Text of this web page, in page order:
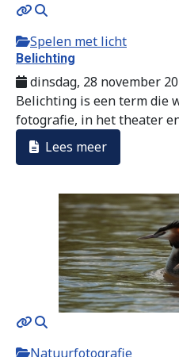
Spelen met licht
Belichting
dinsdag, 28 november
Belichting is een term die
fotografie, in het theater
Lees meer
Natuurfotografie